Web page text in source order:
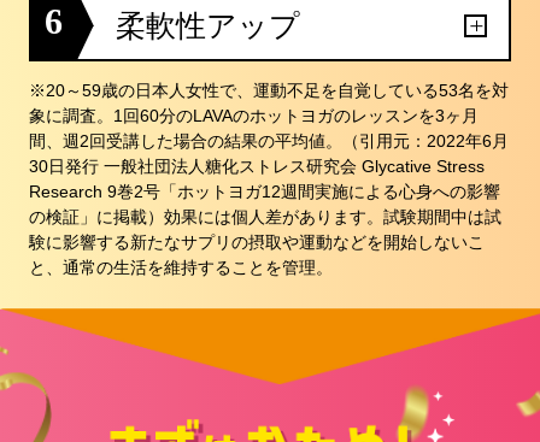
6 柔軟性アップ
※20～59歳の日本人女性で、運動不足を自覚している53名を対
象に調査。1回60分のLAVAのホットヨガのレッスンを3ヶ月
間、週2回受講した場合の結果の平均値。（引用元：2022年6月
30日発行 一般社団法人糖化ストレス研究会 Glycative Stress
Research 9巻2号「ホットヨガ12週間実施による心身への影響
の検証」に掲載）効果には個人差があります。試験期間中は試
験に影響する新たなサプリの摂取や運動などを開始しないこ
と、通常の生活を維持することを管理。